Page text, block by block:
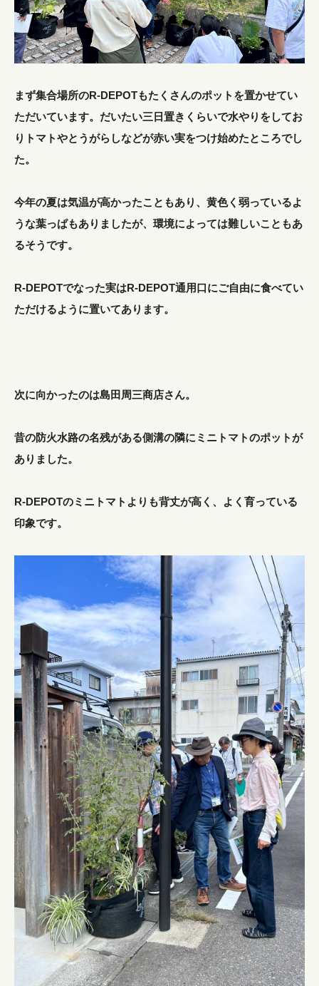
まず集合場所のR-DEPOTもたくさんのポットを置かせてい
ただいています。だいたい三日置きくらいで水やりをしてお
りトマトやとうがらしなどが赤い実をつけ始めたところでし
た。
今年の夏は気温が高かったこともあり、黄色く弱っているよ
うな葉っぱもありましたが、環境によっては難しいこともあ
るそうです。
R-DEPOTでなった実はR-DEPOT通用口にご自由に食べてい
ただけるように置いてあります。
次に向かったのは島田周三商店さん。
昔の防火水路の名残がある側溝の隣にミニトマトのポットが
ありました。
R-DEPOTのミニトマトよりも背丈が高く、よく育っている
印象です。